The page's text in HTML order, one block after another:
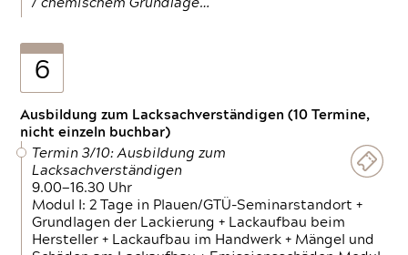
/ chemischem Grundlage…
6
Ausbildung zum Lacksachverständigen (10 Termine,
nicht einzeln buchbar)
Termin 3/10: Ausbildung zum
Lacksachverständigen
9.00—16.30 Uhr
Modul I: 2 Tage in Plauen/GTÜ-Seminarstandort +
Grundlagen der Lackierung + Lackaufbau beim
Hersteller + Lackaufbau im Handwerk + Mängel und